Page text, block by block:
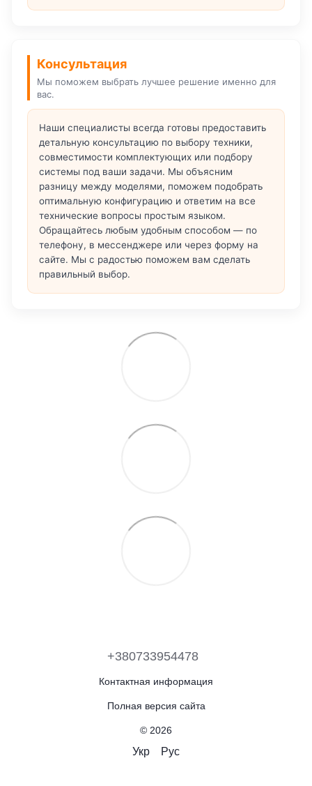
Консультация
Мы поможем выбрать лучшее решение именно для
вас.
Наши специалисты всегда готовы предоставить
детальную консультацию по выбору техники,
совместимости комплектующих или подбору
системы под ваши задачи. Мы объясним
разницу между моделями, поможем подобрать
оптимальную конфигурацию и ответим на все
технические вопросы простым языком.
Обращайтесь любым удобным способом — по
телефону, в мессенджере или через форму на
сайте. Мы с радостью поможем вам сделать
правильный выбор.
+380733954478
Контактная информация
Полная версия сайта
© 2026
Укр Рус